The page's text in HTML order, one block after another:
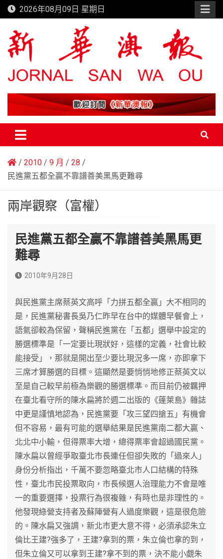
Skip
to
content
2026年08月09日 星期日
新華澳報
2010 9 月
28
民進黨五都全贏不靠譜善美黑馬更難尋
兩岸觀察（富權）
民進黨五都全贏不靠譜善美黑馬更
難尋
2010年9月28日
與民進黨主席蔡英文高呼「力拼五都全贏」大不相同的
是，民進黨秘書長吳乃仁昨早在台中的媒體早餐會上，
語氣卻較為保留，聲稱民進黨在「五都」選舉中設定的
勝選標準是「一定要比現狀好，這樣的定義，社會比較
能接受」，那就是開出至少要比現況多一席，亦即拿下
三席才算勝選的目標。這顯然是要悄悄地修正蔡英文以
至是自己較早前極為樂觀的勝選標準。而目前仍被羈押
在臺北看守所的陳水扁將於週二出版的《蓬萊島》雜誌
中更是謹慎地認為，民進黨要「攻三望四搶五」有機會
但不容易，最有可能的選舉結果是民進黨南二都大贏、
北北中小輸，但得票率大增，總得票率會超過國民黨。
陳水扁以曾經爭取臺北市長連任但卻失敗的「過來人」
身份分析指出，千萬不要忽略臺北市人口結構的特殊
性，臺北市民投票取向，市長候選人治理能力不會是唯
一的重要選擇，投票行為很複雜，有時也是非理性的。
他發現綠營支持者及蘇陣營有人過度樂觀，這是很危險
的。陳水扁又強調，新北市更大意不得，必須承認朱立
倫比王建?強多了，王建?拿到的票，朱立倫也拿的到，
但朱立倫又可以拿到王建?拿不到的票，決不能小覷朱